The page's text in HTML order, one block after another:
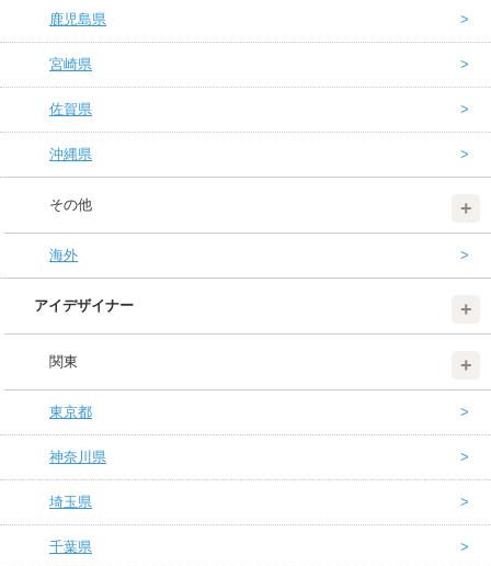
鹿児島県
宮崎県
佐賀県
沖縄県
その他
海外
アイデザイナー
関東
東京都
神奈川県
埼玉県
千葉県